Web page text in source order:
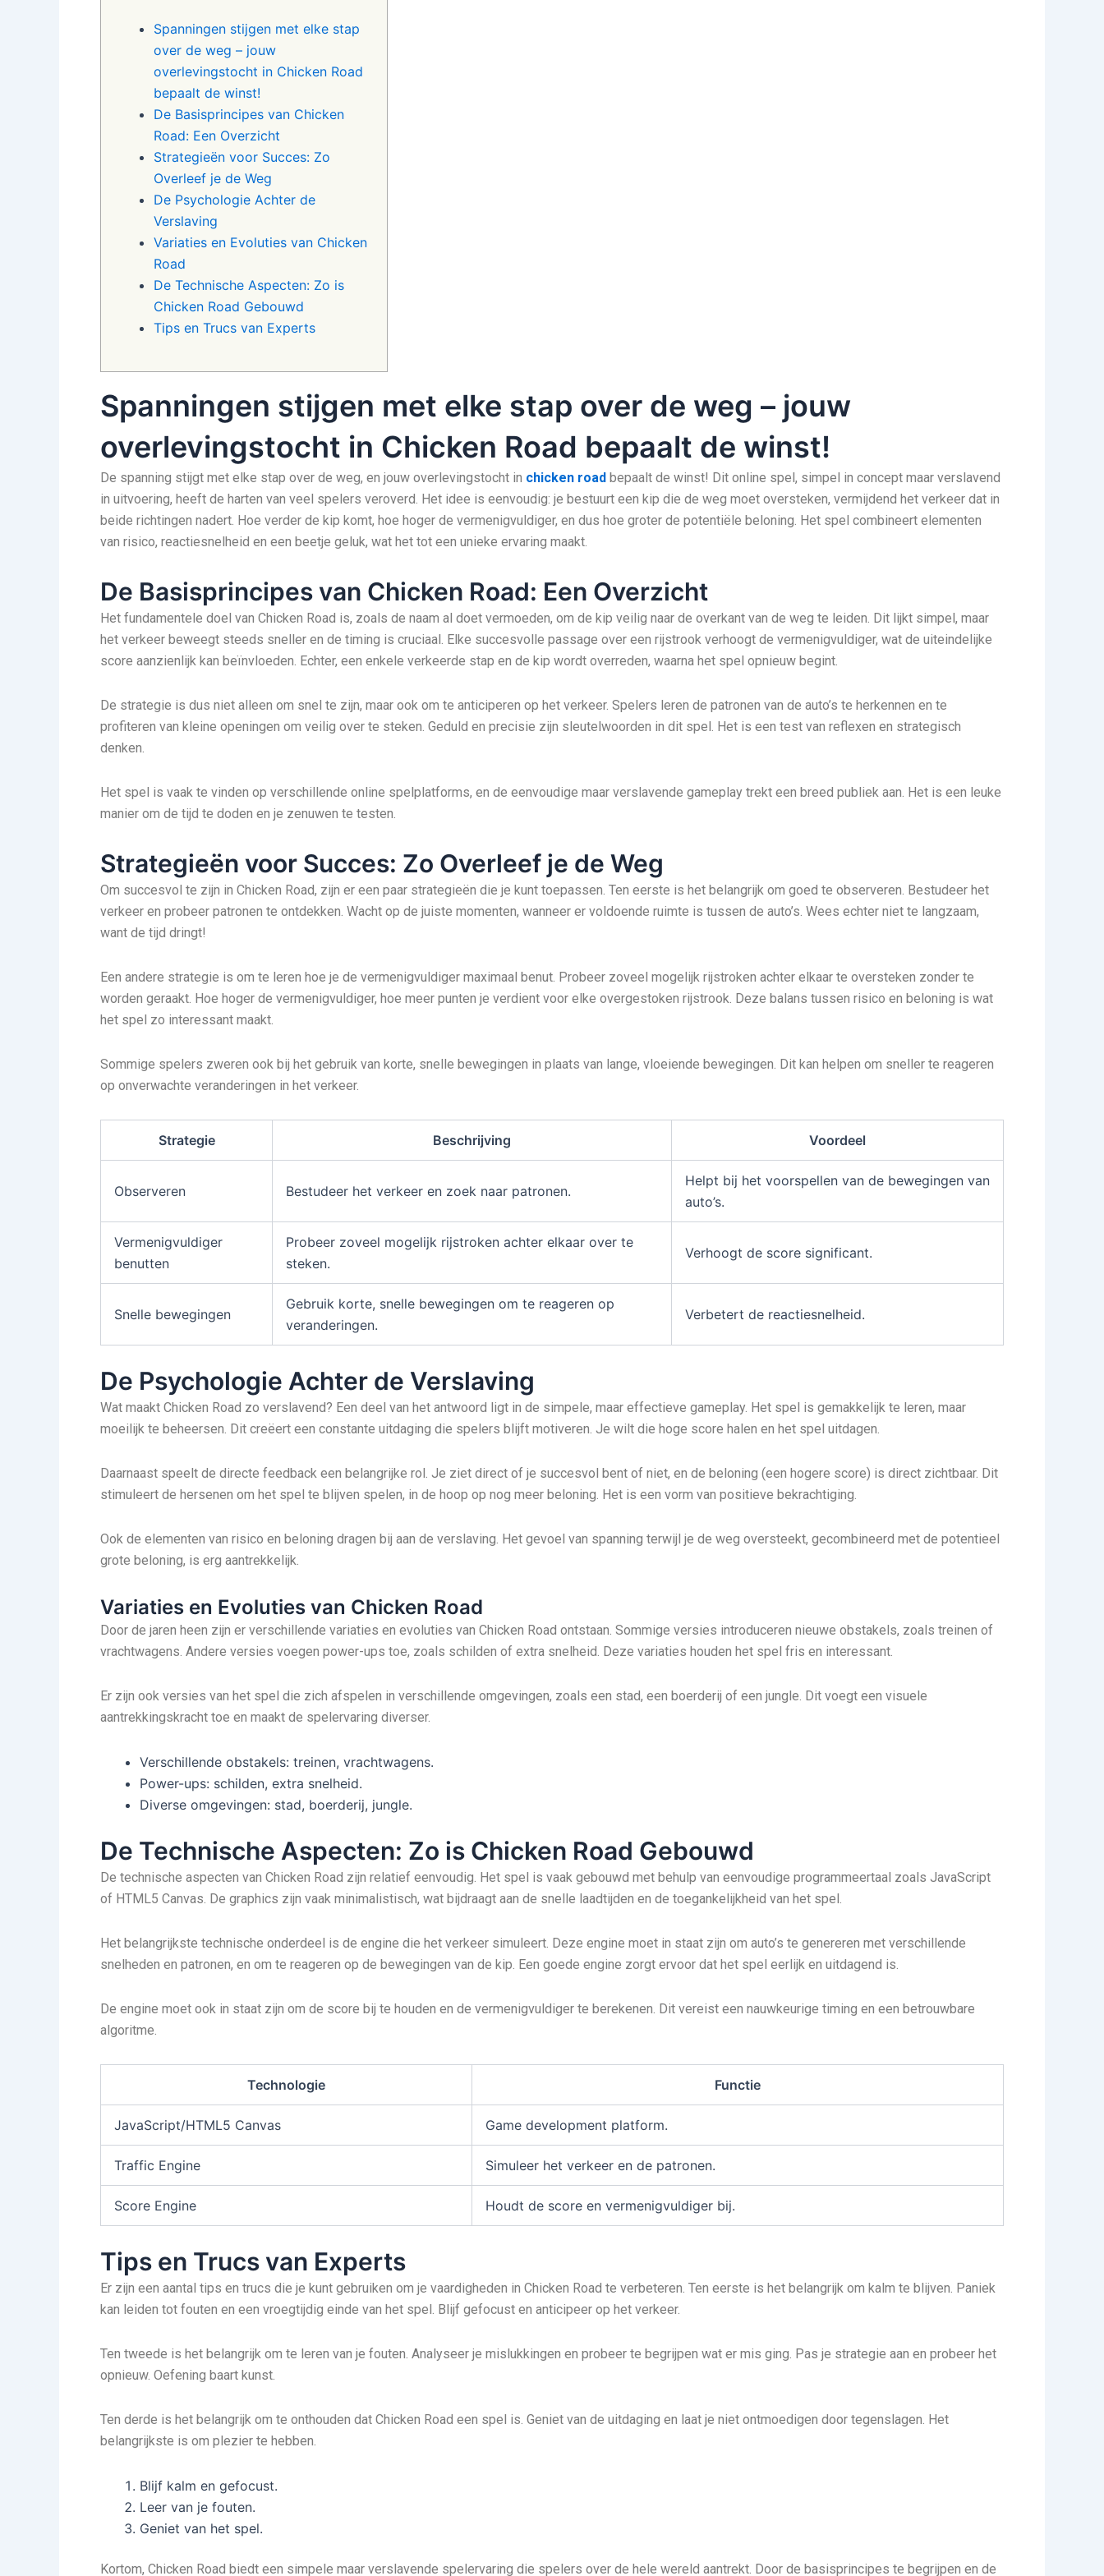
Spanningen stijgen met elke stap
over de weg – jouw
overlevingstocht in Chicken Road
bepaalt de winst!
De Basisprincipes van Chicken
Road: Een Overzicht
Strategieën voor Succes: Zo
Overleef je de Weg
De Psychologie Achter de
Verslaving
Variaties en Evoluties van Chicken
Road
De Technische Aspecten: Zo is
Chicken Road Gebouwd
Tips en Trucs van Experts
Spanningen stijgen met elke stap over de weg – jouw
overlevingstocht in Chicken Road bepaalt de winst!
De spanning stijgt met elke stap over de weg, en jouw overlevingstocht in chicken road bepaalt de winst! Dit online spel, simpel in concept maar verslavend
in uitvoering, heeft de harten van veel spelers veroverd. Het idee is eenvoudig: je bestuurt een kip die de weg moet oversteken, vermijdend het verkeer dat in
beide richtingen nadert. Hoe verder de kip komt, hoe hoger de vermenigvuldiger, en dus hoe groter de potentiële beloning. Het spel combineert elementen
van risico, reactiesnelheid en een beetje geluk, wat het tot een unieke ervaring maakt.
De Basisprincipes van Chicken Road: Een Overzicht
Het fundamentele doel van Chicken Road is, zoals de naam al doet vermoeden, om de kip veilig naar de overkant van de weg te leiden. Dit lijkt simpel, maar
het verkeer beweegt steeds sneller en de timing is cruciaal. Elke succesvolle passage over een rijstrook verhoogt de vermenigvuldiger, wat de uiteindelijke
score aanzienlijk kan beïnvloeden. Echter, een enkele verkeerde stap en de kip wordt overreden, waarna het spel opnieuw begint.
De strategie is dus niet alleen om snel te zijn, maar ook om te anticiperen op het verkeer. Spelers leren de patronen van de auto’s te herkennen en te
profiteren van kleine openingen om veilig over te steken. Geduld en precisie zijn sleutelwoorden in dit spel. Het is een test van reflexen en strategisch
denken.
Het spel is vaak te vinden op verschillende online spelplatforms, en de eenvoudige maar verslavende gameplay trekt een breed publiek aan. Het is een leuke
manier om de tijd te doden en je zenuwen te testen.
Strategieën voor Succes: Zo Overleef je de Weg
Om succesvol te zijn in Chicken Road, zijn er een paar strategieën die je kunt toepassen. Ten eerste is het belangrijk om goed te observeren. Bestudeer het
verkeer en probeer patronen te ontdekken. Wacht op de juiste momenten, wanneer er voldoende ruimte is tussen de auto’s. Wees echter niet te langzaam,
want de tijd dringt!
Een andere strategie is om te leren hoe je de vermenigvuldiger maximaal benut. Probeer zoveel mogelijk rijstroken achter elkaar te oversteken zonder te
worden geraakt. Hoe hoger de vermenigvuldiger, hoe meer punten je verdient voor elke overgestoken rijstrook. Deze balans tussen risico en beloning is wat
het spel zo interessant maakt.
Sommige spelers zweren ook bij het gebruik van korte, snelle bewegingen in plaats van lange, vloeiende bewegingen. Dit kan helpen om sneller te reageren
op onverwachte veranderingen in het verkeer.
Strategie Beschrijving Voordeel
Observeren Bestudeer het verkeer en zoek naar patronen.
Helpt bij het voorspellen van de bewegingen van
auto’s.
Vermenigvuldiger
benutten
Probeer zoveel mogelijk rijstroken achter elkaar over te
steken.
Verhoogt de score significant.
Snelle bewegingen
Gebruik korte, snelle bewegingen om te reageren op
veranderingen.
Verbetert de reactiesnelheid.
De Psychologie Achter de Verslaving
Wat maakt Chicken Road zo verslavend? Een deel van het antwoord ligt in de simpele, maar effectieve gameplay. Het spel is gemakkelijk te leren, maar
moeilijk te beheersen. Dit creëert een constante uitdaging die spelers blijft motiveren. Je wilt die hoge score halen en het spel uitdagen.
Daarnaast speelt de directe feedback een belangrijke rol. Je ziet direct of je succesvol bent of niet, en de beloning (een hogere score) is direct zichtbaar. Dit
stimuleert de hersenen om het spel te blijven spelen, in de hoop op nog meer beloning. Het is een vorm van positieve bekrachtiging.
Ook de elementen van risico en beloning dragen bij aan de verslaving. Het gevoel van spanning terwijl je de weg oversteekt, gecombineerd met de potentieel
grote beloning, is erg aantrekkelijk.
Variaties en Evoluties van Chicken Road
Door de jaren heen zijn er verschillende variaties en evoluties van Chicken Road ontstaan. Sommige versies introduceren nieuwe obstakels, zoals treinen of
vrachtwagens. Andere versies voegen power-ups toe, zoals schilden of extra snelheid. Deze variaties houden het spel fris en interessant.
Er zijn ook versies van het spel die zich afspelen in verschillende omgevingen, zoals een stad, een boerderij of een jungle. Dit voegt een visuele
aantrekkingskracht toe en maakt de spelervaring diverser.
Verschillende obstakels: treinen, vrachtwagens.
Power-ups: schilden, extra snelheid.
Diverse omgevingen: stad, boerderij, jungle.
De Technische Aspecten: Zo is Chicken Road Gebouwd
De technische aspecten van Chicken Road zijn relatief eenvoudig. Het spel is vaak gebouwd met behulp van eenvoudige programmeertaal zoals JavaScript
of HTML5 Canvas. De graphics zijn vaak minimalistisch, wat bijdraagt aan de snelle laadtijden en de toegankelijkheid van het spel.
Het belangrijkste technische onderdeel is de engine die het verkeer simuleert. Deze engine moet in staat zijn om auto’s te genereren met verschillende
snelheden en patronen, en om te reageren op de bewegingen van de kip. Een goede engine zorgt ervoor dat het spel eerlijk en uitdagend is.
De engine moet ook in staat zijn om de score bij te houden en de vermenigvuldiger te berekenen. Dit vereist een nauwkeurige timing en een betrouwbare
algoritme.
Technologie Functie
JavaScript/HTML5 Canvas Game development platform.
Traffic Engine Simuleer het verkeer en de patronen.
Score Engine Houdt de score en vermenigvuldiger bij.
Tips en Trucs van Experts
Er zijn een aantal tips en trucs die je kunt gebruiken om je vaardigheden in Chicken Road te verbeteren. Ten eerste is het belangrijk om kalm te blijven. Paniek
kan leiden tot fouten en een vroegtijdig einde van het spel. Blijf gefocust en anticipeer op het verkeer.
Ten tweede is het belangrijk om te leren van je fouten. Analyseer je mislukkingen en probeer te begrijpen wat er mis ging. Pas je strategie aan en probeer het
opnieuw. Oefening baart kunst.
Ten derde is het belangrijk om te onthouden dat Chicken Road een spel is. Geniet van de uitdaging en laat je niet ontmoedigen door tegenslagen. Het
belangrijkste is om plezier te hebben.
Blijf kalm en gefocust.
Leer van je fouten.
Geniet van het spel.
Kortom, Chicken Road biedt een simpele maar verslavende spelervaring die spelers over de hele wereld aantrekt. Door de basisprincipes te begrijpen en de